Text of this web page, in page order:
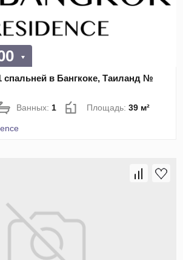
спальней в Бангкоке, Таиланд №
Ванных: 1 Площадь:39 м²